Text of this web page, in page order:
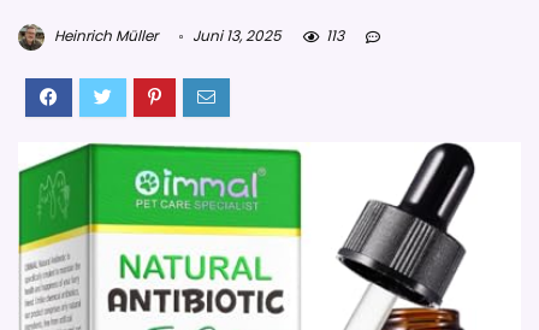
Heinrich Müller Juni 13, 2025 113